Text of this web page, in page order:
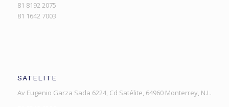
81 8192 2075
81 1642 7003
SATELITE
Av Eugenio Garza Sada 6224, Cd Satélite, 64960 Monterrey, N.L.